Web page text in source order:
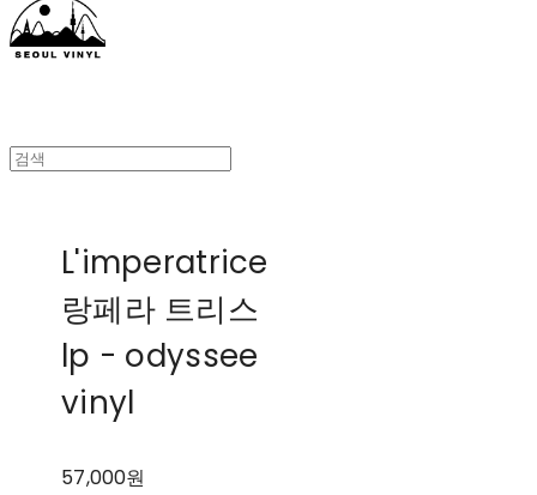
L'imperatrice
랑페라 트리스
lp - odyssee
vinyl
57,000원